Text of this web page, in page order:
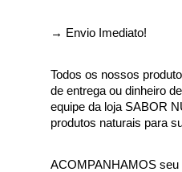
→ Envio Imediato!
Todos os nossos
de entrega ou dinheiro
equipe da loja SABOR
produtos naturais para
ACOMPANHAMOS seu